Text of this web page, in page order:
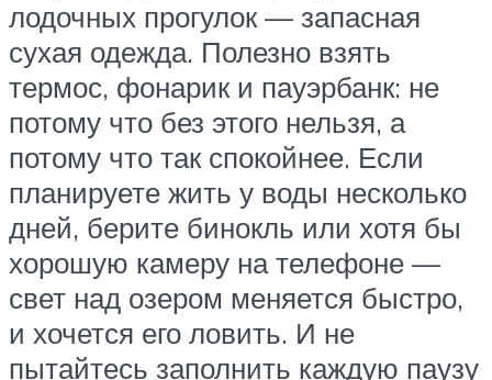
лодочных прогулок — запасная
сухая одежда. Полезно взять
термос, фонарик и пауэрбанк: не
потому что без этого нельзя, а
потому что так спокойнее. Если
планируете жить у воды несколько
дней, берите бинокль или хотя бы
хорошую камеру на телефоне —
свет над озером меняется быстро,
и хочется его ловить. И не
пытайтесь заполнить каждую паузу